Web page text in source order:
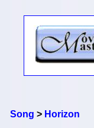
Song > Horizon